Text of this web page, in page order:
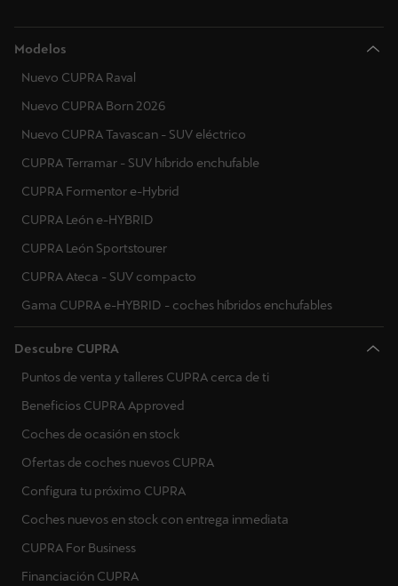
Modelos
Nuevo CUPRA Raval
Nuevo CUPRA Born 2026
Nuevo CUPRA Tavascan - SUV eléctrico
CUPRA Terramar - SUV híbrido enchufable
CUPRA Formentor e-Hybrid
CUPRA León e-HYBRID
CUPRA León Sportstourer
CUPRA Ateca - SUV compacto
Gama CUPRA e-HYBRID - coches híbridos enchufables
Descubre CUPRA
Puntos de venta y talleres CUPRA cerca de ti
Beneficios CUPRA Approved
Coches de ocasión en stock
Ofertas de coches nuevos CUPRA
Configura tu próximo CUPRA
Coches nuevos en stock con entrega inmediata
CUPRA For Business
Financiación CUPRA